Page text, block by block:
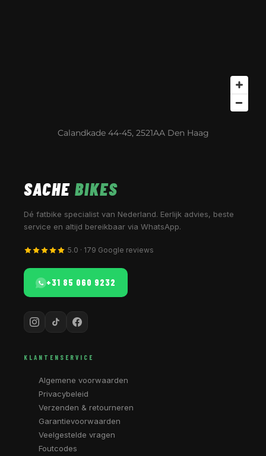
Calandkade 44-45, 2521AA Den Haag
SACHE BIKES
Dé fatbike specialist van Nederland. Eerlijk advies, beste
service en altijd bereikbaar via WhatsApp.
5.0 · 179 Google reviews
+31 85 060 9232
KLANTENSERVICE
Algemene voorwaarden
Privacybeleid
Verzenden & retourneren
Garantievoorwaarden
Veelgestelde vragen
Foutcodes